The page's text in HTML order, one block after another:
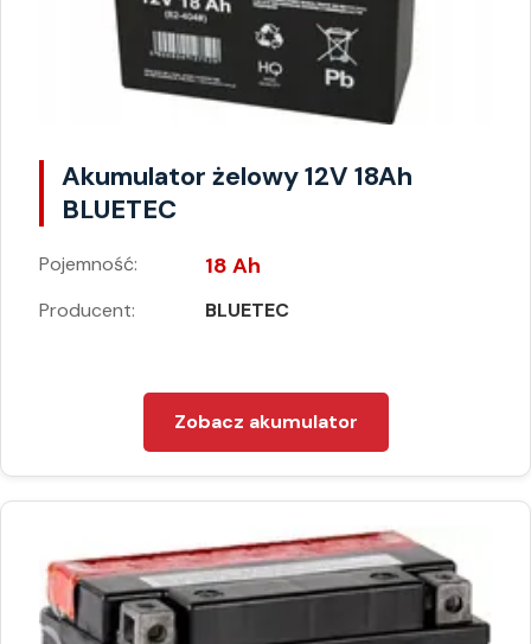
Akumulator żelowy 12V 18Ah
BLUETEC
Pojemność: 18 Ah
Producent: BLUETEC
Zobacz akumulator